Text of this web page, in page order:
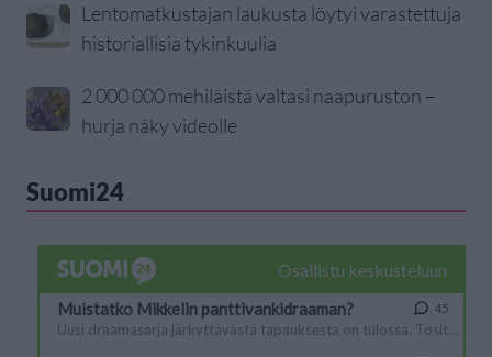
Lentomatkustajan laukusta löytyi varastettuja
historiallisia tykinkuulia
2 000 000 mehiläistä valtasi naapuruston –
hurja näky videolle
Suomi24